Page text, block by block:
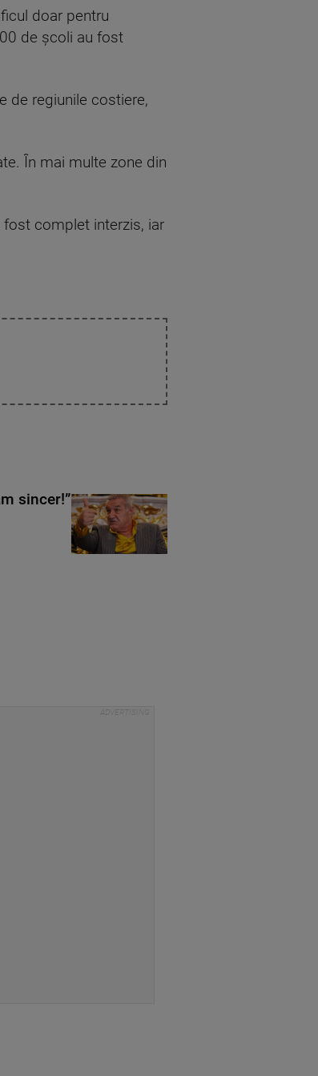
doar pentru
de şcoli au fost
de regiunile costiere,
În mai multe zone din
fost complet interzis, iar
sincer!”